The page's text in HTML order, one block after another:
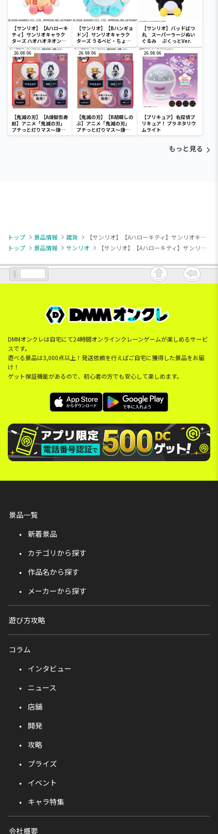
【サンリオ】【Aハローキ
ティ】サンリオキャラク
ターズ ハオハオネオンタ
ウンドールBIGタイプ1
【サンリオ】【Bハンギョ
ドン】サンリオキャラク
ターズ うるベビ・ちょい
デカドール
【サンリオ】バッドばつ
丸 スーパーラージぬい
ぐるみ ぷくっとVer.
26.08.06
【鬼滅の刃】【A煉獄杏寿
郎】アニメ「鬼滅の刃」
プチっと灯りマス～煉獄
杏寿郎・胡蝶しのぶ～
26.08.06
【鬼滅の刃】【B胡蝶しの
ぶ】アニメ「鬼滅の刃」
プチっと灯りマス～煉獄
杏寿郎・胡蝶しのぶ～
26.08.06
【プリキュア】名探偵プ
リキュア！ プラネタリウ
ムライト
もっと見る
トップ 景品情報 雑貨
【サンリオ】【Aハローキティ】サンリオキャラクターズ むきゅむきゅかどまるクッション
トップ
景品情報 サンリオ 【サンリオ】【Aハローキティ】サンリオキャラクターズ むきゅむきゅかどまるクッション
DMMオンクレは自宅にて24時間オンラインクレーンゲームが楽しめるサービ
スです。
遊べる景品は3,000点以上！発送依頼を行えばご自宅に獲得した景品をお届
け！
ゲット保証機能があるので、初心者の方でも安心して楽しめます。
景品一覧
新着景品
カテゴリから探す
作品名から探す
メーカーから探す
遊び方攻略
コラム
インタビュー
ニュース
店舗
開発
攻略
プライズ
イベント
キャラ特集
会社概要